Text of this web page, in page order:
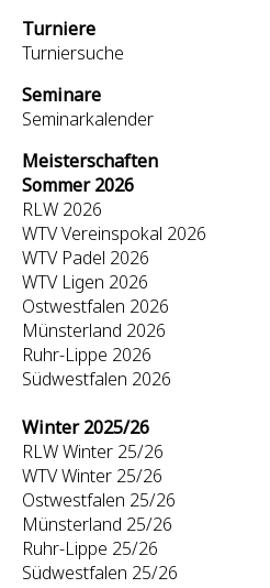
Turniere
Turniersuche
Seminare
Seminarkalender
Meisterschaften
Sommer 2026
RLW 2026
WTV Vereinspokal 2026
WTV Padel 2026
WTV Ligen 2026
Ostwestfalen 2026
Münsterland 2026
Ruhr-Lippe 2026
Südwestfalen 2026
Winter 2025/26
RLW Winter 25/26
WTV Winter 25/26
Ostwestfalen 25/26
Münsterland 25/26
Ruhr-Lippe 25/26
Südwestfalen 25/26